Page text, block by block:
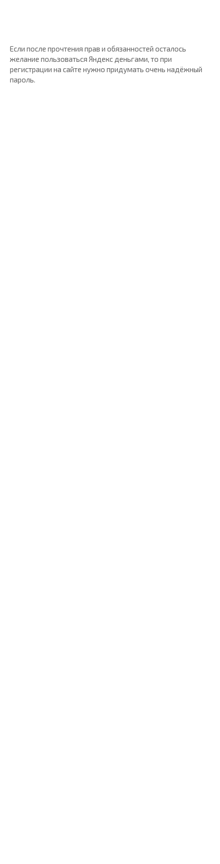
Если после прочтения прав и обязанностей осталось
желание пользоваться Яндекс деньгами, то при
регистрации на сайте нужно придумать очень надёжный
пароль.